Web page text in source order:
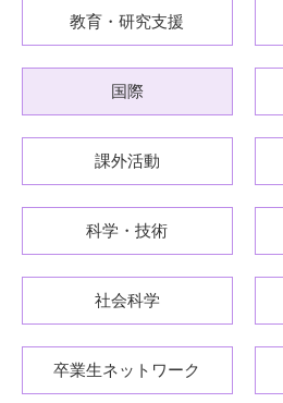
教育・研究支援
国際
課外活動
科学・技術
社会科学
卒業生ネットワーク